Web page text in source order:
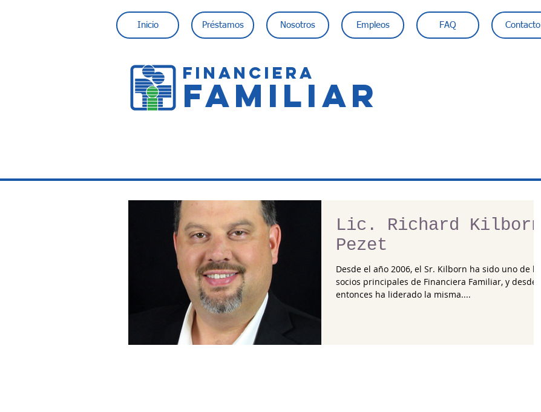
Inicio Préstamos Nosotros Empleos FAQ Contacto
FINANCIERA
FAMILIAR
Lic. Richard Kilborn
Pezet
Desde el año 2006, el Sr. Kilborn ha sido uno de los
socios principales de Financiera Familiar, y desde
entonces ha liderado la misma....